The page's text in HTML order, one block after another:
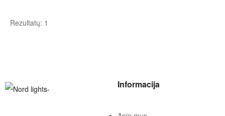
Rezultatų: 1
Informacija